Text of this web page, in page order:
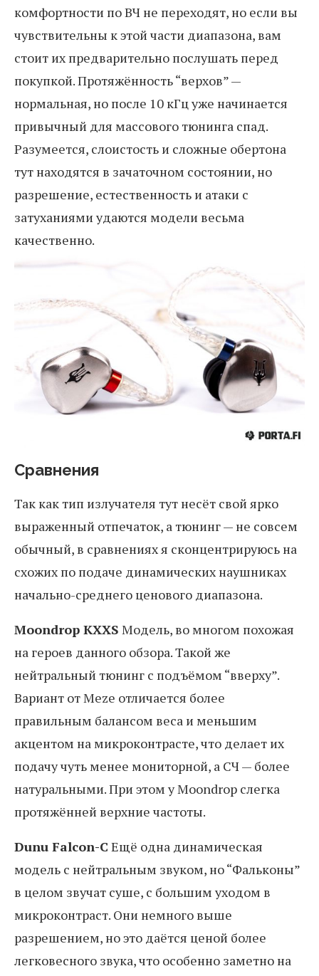
комфортности по ВЧ не переходят, но если вы
чувствительны к этой части диапазона, вам
стоит их предварительно послушать перед
покупкой. Протяжённость “верхов” —
нормальная, но после 10 кГц уже начинается
привычный для массового тюнинга спад.
Разумеется, слоистость и сложные обертона
тут находятся в зачаточном состоянии, но
разрешение, естественность и атаки с
затуханиями удаются модели весьма
качественно.
Сравнения
Так как тип излучателя тут несёт свой ярко
выраженный отпечаток, а тюнинг — не совсем
обычный, в сравнениях я сконцентрируюсь на
схожих по подаче динамических наушниках
начально-среднего ценового диапазона.
Moondrop KXXS Модель, во многом похожая
на героев данного обзора. Такой же
нейтральный тюнинг с подъёмом “вверху”.
Вариант от Meze отличается более
правильным балансом веса и меньшим
акцентом на микроконтрасте, что делает их
подачу чуть менее мониторной, а СЧ — более
натуральными. При этом у Moondrop слегка
протяжённей верхние частоты.
Dunu Falcon-C Ещё одна динамическая
модель с нейтральным звуком, но “Фальконы”
в целом звучат суше, с большим уходом в
микроконтраст. Они немного выше
разрешением, но это даётся ценой более
легковесного звука, что особенно заметно на